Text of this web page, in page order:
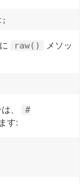
raw()
メソッ
、
#
す: